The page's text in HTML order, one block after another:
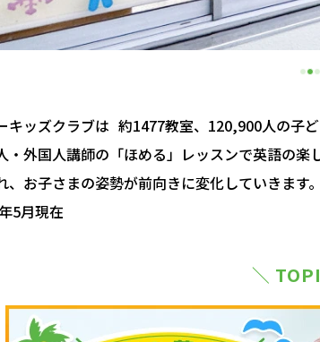
キッズクラブは 約1477教室、120,900人の子
・外国人講師の「ほめる」レッスンで英語の
、お子さまの姿勢が前向きに変化していきます。
5月現在
＼